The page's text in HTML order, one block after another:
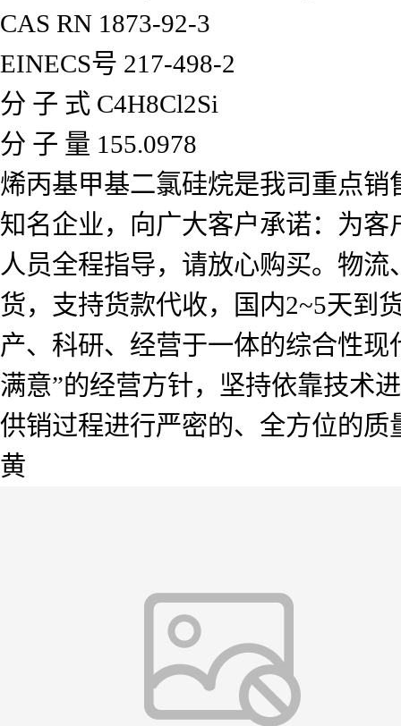
CAS RN 1873-92-3
EINECS号 217-498-2
分 子 式 C4H8Cl2Si
分 子 量 155.0978
烯丙基甲基二氯硅烷是我司重点
知名企业，向广大客户承诺：为
人员全程指导，请放心购买。物
货，支持货款代收，国内2~5天到
产、科研、经营于一体的综合性
满意”的经营方针，坚持依靠技术
供销过程进行严密的、全方位的
黄